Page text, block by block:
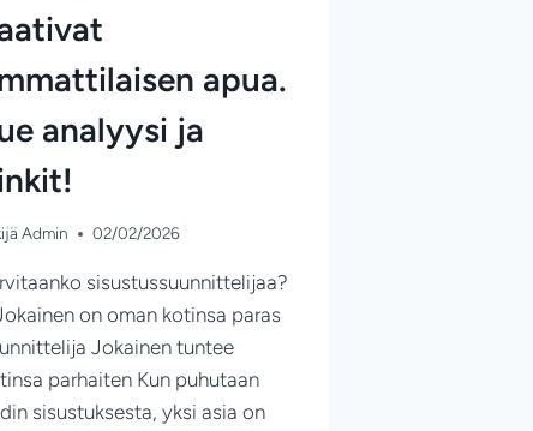
apua.
analyysi ja
Admin 02/02/2026
sisustussuunnittelijaa?
on oman kotinsa paras
Jokainen tuntee
parhaiten Kun puhutaan
sisustuksesta, yksi asia on